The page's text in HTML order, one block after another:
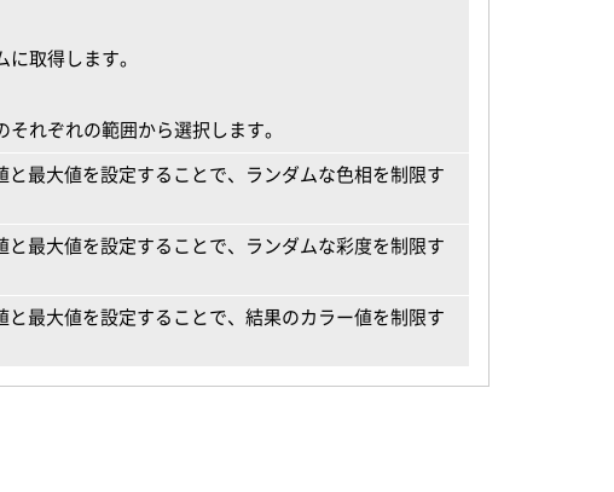
取得します。
れぞれの範囲から選択します。
と最大値を設定することで、ランダムな色相を制限す
と最大値を設定することで、ランダムな彩度を制限す
と最大値を設定することで、結果のカラー値を制限す